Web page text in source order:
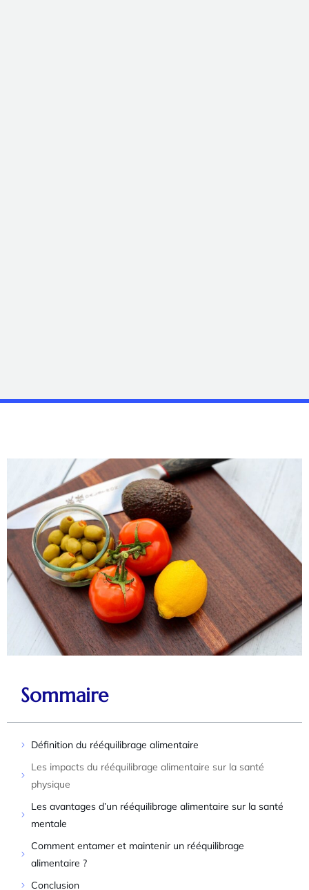
Sommaire
Définition du rééquilibrage alimentaire
Les impacts du rééquilibrage alimentaire sur la santé
physique
Les avantages d’un rééquilibrage alimentaire sur la santé
mentale
Comment entamer et maintenir un rééquilibrage
alimentaire ?
Conclusion